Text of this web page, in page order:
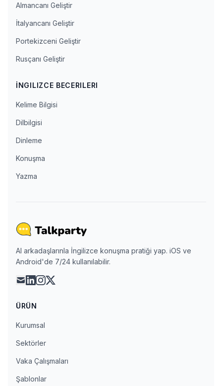
Almancanı Geliştir
İtalyancanı Geliştir
Portekizceni Geliştir
Rusçanı Geliştir
İNGILIZCE BECERILERI
Kelime Bilgisi
Dilbilgisi
Dinleme
Konuşma
Yazma
AI arkadaşlarınla İngilizce konuşma pratiği yap. iOS ve
Android'de 7/24 kullanılabilir.
maillinkedin
instagram
x
ÜRÜN
Kurumsal
Sektörler
Vaka Çalışmaları
Şablonlar